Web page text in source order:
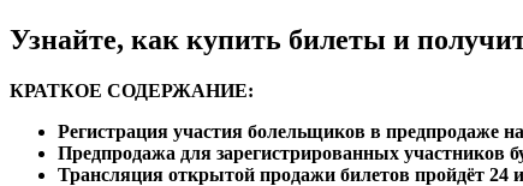
Узнайте, как купить билеты и
КРАТКОЕ СОДЕРЖАНИЕ:
Регистрация участия болельщиков в
Предпродажа для зарегистрированных участников
Трансляция открытой продажи билетов пройдёт